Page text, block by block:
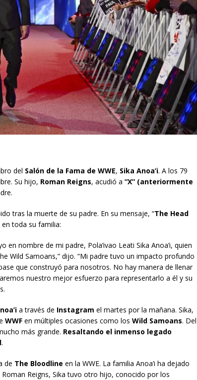
del Salón de la Fama de WWE, Sika Anoa’i. A los 79
Su hijo, Roman Reigns, acudió a “X” (anteriormente
tras la muerte de su padre. En su mensaje, “The Head
toda su familia:
nombre de mi padre, Pola’ivao Leati Sika Anoa’i, quien
Wild Samoans,” dijo. “Mi padre tuvo un impacto profundo
que construyó para nosotros. No hay manera de llenar
nuestro mejor esfuerzo para representarlo a él y su
a través de Instagram el martes por la mañana. Sika,
WWFen múltiples ocasiones como los Wild Samoans. Del
más grande. Resaltando el inmenso legado
.
de The Bloodline en la WWE. La familia Anoa’i ha dejado
Reigns, Sika tuvo otro hijo, conocido por los